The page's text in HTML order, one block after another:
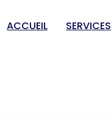
ACCUEIL SERVICES